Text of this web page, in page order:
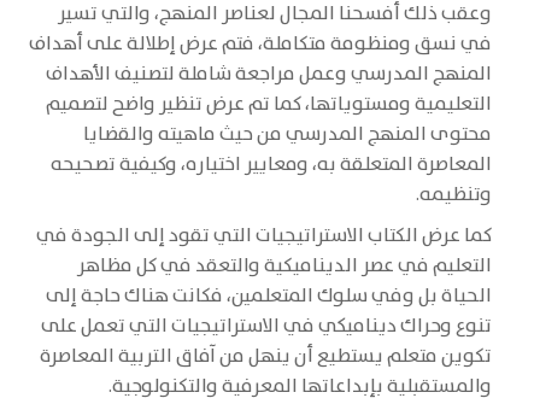
وعقب ذلك أفسحنا المجال لعناصر المنهج، والتي تسير
في نسق ومنظومة متكاملة، فتم عرض إطلالة على أهداف
المنهج المدرسي وعمل مراجعة شاملة لتصنيف الأهداف
التعليمية ومستوياتها، كما تم عرض تنظير واضح لتصميم
محتوى المنهج المدرسي من حيث ماهيته والقضايا
المعاصرة المتعلقة به، ومعايير اختياره، وكيفية تصحيحه
وتنظيمه.
كما عرض الكتاب الاستراتيجيات التي تقود إلى الجودة في
التعليم في عصر الديناميكية والتعقد في كل مظاهر
الحياة بل وفي سلوك المتعلمين، فكانت هناك حاجة إلى
تنوع وحراك ديناميكي في الاستراتيجيات التي تعمل على
تكوين متعلم يستطيع أن ينهل من آفاق التربية المعاصرة
والمستقبلية بإبداعاتها المعرفية والتكنولوجية.